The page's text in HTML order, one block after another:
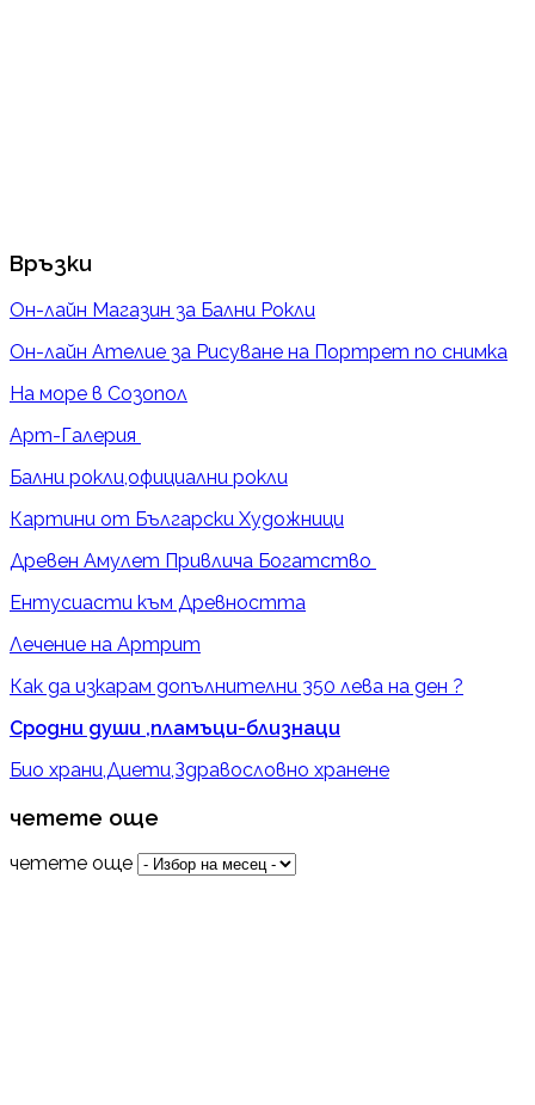
Връзки
Он-лайн Магазин за Бални Рокли
Он-лайн Ателие за Рисуване на Портрет по снимка
На море в Созопол
Арт-Галерия
Бални рокли,официални рокли
Картини от Български Художници
Древен Амулет Привлича Богатство
Ентусиасти към Древността
Лечение на Артрит
Как да изкарам допълнителни 350 лева на ден ?
Сродни души ,пламъци-близнаци
Био храни,Диети,Здравословно хранене
четете още
четете още